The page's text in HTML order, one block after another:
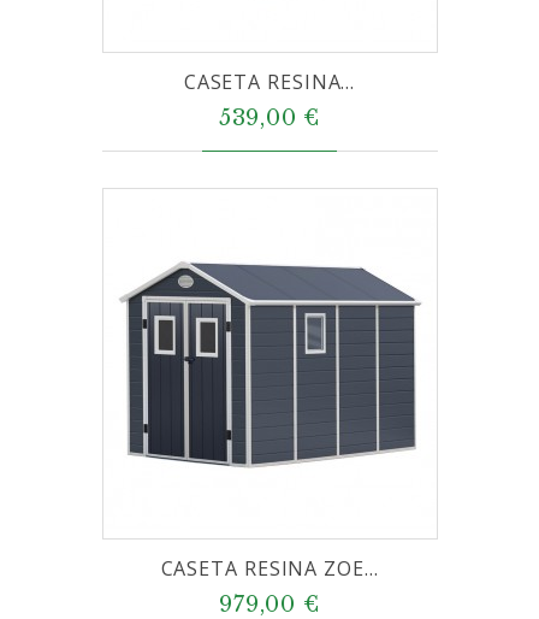
CASETA RESINA...
539,00 €
CASETA RESINA ZOE...
979,00 €